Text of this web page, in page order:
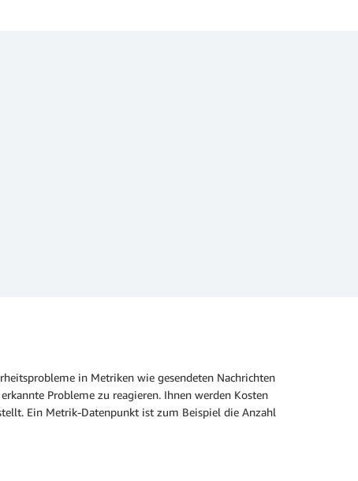
in Metriken wie gesendeten Nachrichten
Probleme zu reagieren. Ihnen werden Kosten
Ein Metrik-Datenpunkt ist zum Beispiel die Anzahl